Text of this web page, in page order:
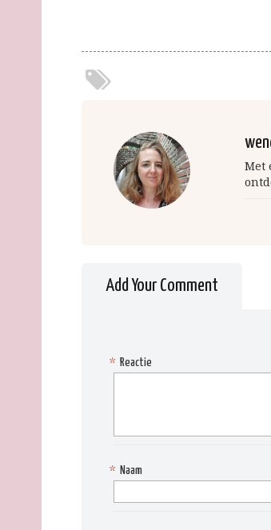
Met
Add Your Comment
Reactie
*
Naam
*